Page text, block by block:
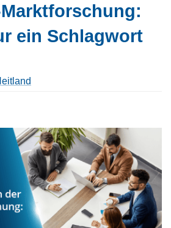
ein Schlagwort